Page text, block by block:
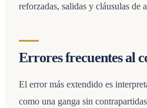
reforzadas, salidas y cláusulas de
Errores frecuentes al
El error más extendido es
como una ganga sin